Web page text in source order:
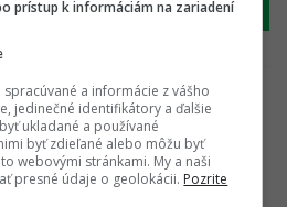
Hľadať
produkt
prístup k informáciám na zariadení
a informácie z vášho
jedinečné identifikátory a ďalšie
ukladané a používané
byť zdieľané alebo môžu byť
webovými stránkami. My a naši
presné údaje o geolokácii. Pozrite